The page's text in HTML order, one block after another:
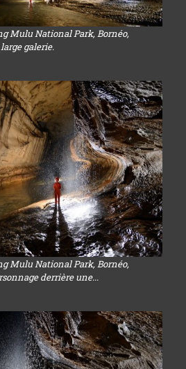
Mulu National Park, Bornéo,
galerie.
Mulu National Park, Bornéo,
derrière une...